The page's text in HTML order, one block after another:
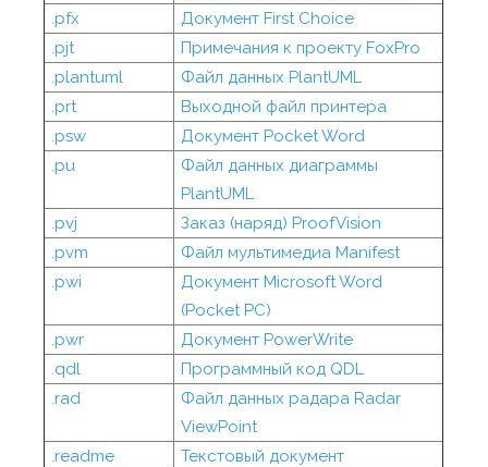
.pfx
Документ First Choice
.pjt
Примечания к проекту FoxPro
.plantuml
Файл данных PlantUML
.prt
Выходной файл принтера
.psw
Документ Pocket Word
.pu
Файл данных диаграммы
PlantUML
.pvj
Заказ (наряд) ProofVision
.pvm
Файл мультимедиа Manifest
.pwi
Документ Microsoft Word
(Pocket PC)
.pwr
Документ PowerWrite
.qdl
Программный код QDL
.rad
Файл данных радара Radar
ViewPoint
.readme
Текстовый документ